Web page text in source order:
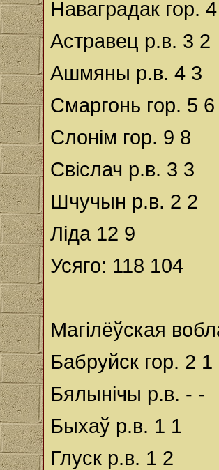
Наваградак гор.
Астравец р.в. 3 2
Ашмяны р.в. 4 3
Смаргонь гор. 5 6
Слонім гор. 9 8
Свіслач р.в. 3 3
Шчучын р.в. 2 2
Ліда 12 9
Усяго: 118 104
Магілёўская
Бабруйск гор. 2 1
Бялынічы р.в. - -
Быхаў р.в. 1 1
Глуск р.в. 1 2